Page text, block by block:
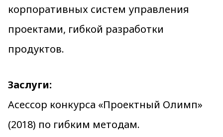
корпоративных систем управления
проектами, гибкой разработки
продуктов.
Заслуги:
Асессор конкурса «Проектный Олимп»
(2018) по гибким методам.